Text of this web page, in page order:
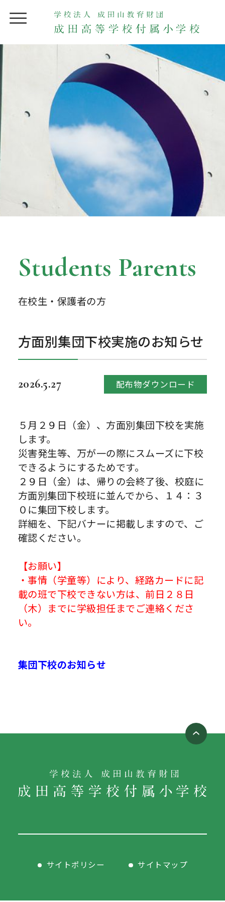
Students Parents
在校生・保護者の方
方面別集団下校実施のお知らせ
2026.5.27 配布物ダウンロード
５月２９日（金）、方面別集団下校を実施
します。
災害発生等、万が一の際にスムーズに下校
できるようにするためです。
２９日（金）は、帰りの会終了後、校庭に
方面別集団下校班に並んでから、１４：３
０に集団下校します。
詳細を、下記バナーに掲載しますので、ご
確認ください。
【お願い】
・事情（学童等）により、経路カードに記
載の班で下校できない方は、前日２８日
（木）までに学級担任までご連絡くださ
い。
集団下校のお知らせ
サイトポリシー サイトマップ